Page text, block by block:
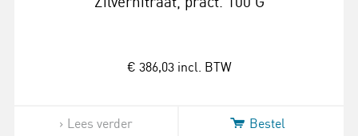
€ 386,03 incl. BTW
Lees verder Bestel